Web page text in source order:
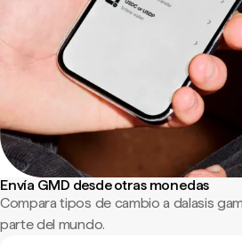
Envía GMD desde otras monedas
Compara tipos de cambio a dalasis
parte del mundo.